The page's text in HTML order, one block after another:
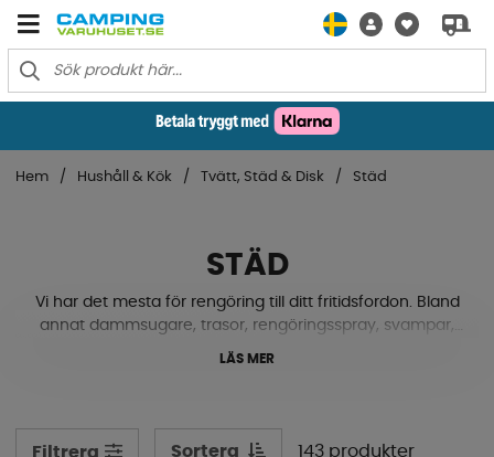
Hem Hushåll & Kök Tvätt, Städ & Disk Städ
STÄD
Vi har det mesta för rengöring till ditt fritidsfordon. Bland
annat dammsugare, trasor, rengöringsspray, svampar,
baljor, tvättmedel, våtservetter, borstar och mycket mer.
LÄS MER
Filtrera Sortera 143 produkter